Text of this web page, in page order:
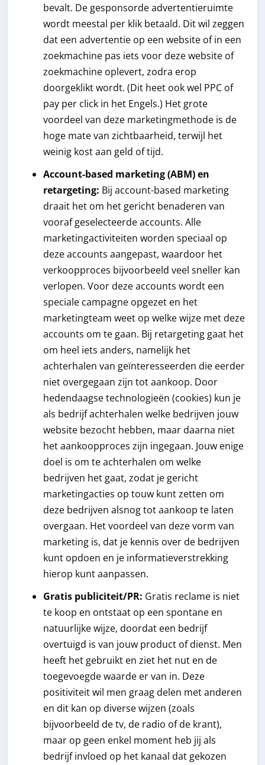
bevalt. De gesponsorde advertentieruimte
wordt meestal per klik betaald. Dit wil zeggen
dat een advertentie op een website of in een
zoekmachine pas iets voor deze website of
zoekmachine oplevert, zodra erop
doorgeklikt wordt. (Dit heet ook wel PPC of
pay per click in het Engels.) Het grote
voordeel van deze marketingmethode is de
hoge mate van zichtbaarheid, terwijl het
weinig kost aan geld of tijd.
Account-based marketing (ABM) en
retargeting: Bij account-based marketing
draait het om het gericht benaderen van
vooraf geselecteerde accounts. Alle
marketingactiviteiten worden speciaal op
deze accounts aangepast, waardoor het
verkoopproces bijvoorbeeld veel sneller kan
verlopen. Voor deze accounts wordt een
speciale campagne opgezet en het
marketingteam weet op welke wijze met deze
accounts om te gaan. Bij retargeting gaat het
om heel iets anders, namelijk het
achterhalen van geïnteresseerden die eerder
niet overgegaan zijn tot aankoop. Door
hedendaagse technologieën (cookies) kun je
als bedrijf achterhalen welke bedrijven jouw
website bezocht hebben, maar daarna niet
het aankoopproces zijn ingegaan. Jouw enige
doel is om te achterhalen om welke
bedrijven het gaat, zodat je gericht
marketingacties op touw kunt zetten om
deze bedrijven alsnog tot aankoop te laten
overgaan. Het voordeel van deze vorm van
marketing is, dat je kennis over de bedrijven
kunt opdoen en je informatieverstrekking
hierop kunt aanpassen.
Gratis publiciteit/PR: Gratis reclame is niet
te koop en ontstaat op een spontane en
natuurlijke wijze, doordat een bedrijf
overtuigd is van jouw product of dienst. Men
heeft het gebruikt en ziet het nut en de
toegevoegde waarde er van in. Deze
positiviteit wil men graag delen met anderen
en dit kan op diverse wijzen (zoals
bijvoorbeeld de tv, de radio of de krant),
maar op geen enkel moment heb jij als
bedrijf invloed op het kanaal dat gekozen